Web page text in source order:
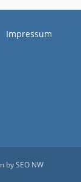
Impressum
bySEO NW